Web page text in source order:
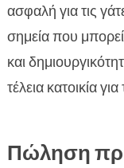
ασφαλή για τις
σημεία που
και
τέλεια κατοικία
Πώληση